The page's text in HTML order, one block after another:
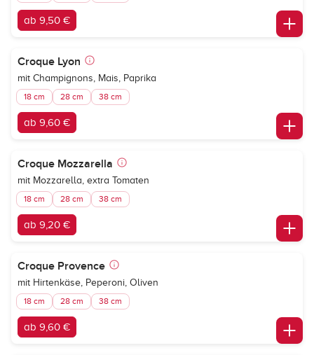
ab 9,50 €
Croque Lyon
mit Champignons, Mais, Paprika
18 cm 28 cm 38 cm
ab 9,60 €
Croque Mozzarella
mit Mozzarella, extra Tomaten
18 cm 28 cm 38 cm
ab 9,20 €
Croque Provence
mit Hirtenkäse, Peperoni, Oliven
18 cm 28 cm 38 cm
ab 9,60 €